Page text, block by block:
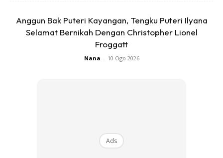
Anggun Bak Puteri Kayangan, Tengku Puteri Ilyana
Selamat Bernikah Dengan Christopher Lionel
Froggatt
Nana - 10 Ogo 2026
Ads